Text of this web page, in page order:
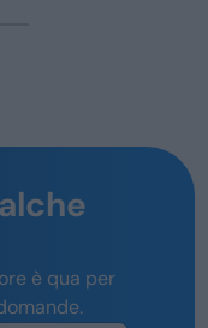
è qua per